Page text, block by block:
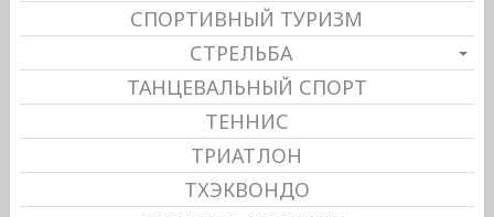
СПОРТИВНЫЙ ТУРИЗМ
СТРЕЛЬБА
ТАНЦЕВАЛЬНЫЙ СПОРТ
ТЕННИС
ТРИАТЛОН
ТХЭКВОНДО